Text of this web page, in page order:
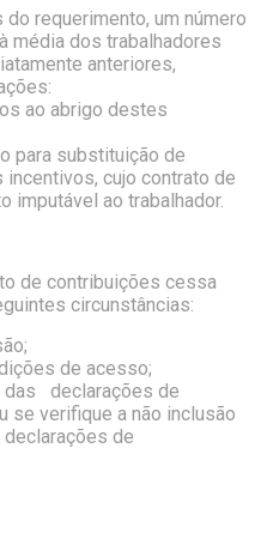
requerimento, um número
média dos trabalhadores
anteriores,
ao abrigo destes
para substituição de
cujo contrato de
imputável ao trabalhador.
de contribuições cessa
circunstâncias:
de acesso;
das declarações de
se verifique a não inclusão
de